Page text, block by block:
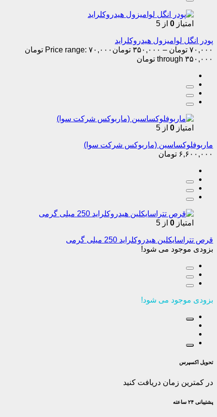
امتیاز 0 از 5
پودر انگل لوامیزول هیدروکلراید
۷۰,۰۰۰ تومان – ۳۵۰,۰۰۰ تومان
Price range: ۷۰,۰۰۰ تومان
through ۳۵۰,۰۰۰ تومان
امتیاز 0 از 5
ماربوفلوکساسین (ماربوکس شرکت سوا)
۶,۶۰۰,۰۰۰ تومان
امتیاز 0 از 5
قرص تتراسایکلین هیدروکلراید 250 میلی گرمی
بزودی موجود می شود!
بزودی موجود می شود!
تحویل اکسپرس
در کمترین زمان دریافت کنید
پشتیبانی ۲۴ ساعته